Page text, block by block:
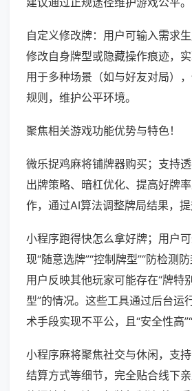
自定义修改牌：用户可输入需求生
修改自身牌型或隐藏操作痕迹，
用于多种场景（如与好友对局）
规则，维护公平环境。
聚焦相关游戏功能优势与特色！
微乐捉鸡麻将铺牌器购买；支持
出牌策略、暗杠优化、提高好牌
作，通过AI算法调整牌局结果，提
小程序跑得快怎么拿好牌；用户
现“随意选牌”“控制牌型”“防检测
用户反映其他玩家可能存在“牌特
型”的情况。这些工具通过后台运
术手段实现不平公，且“安全性高”“
小程序麻将聚焦社交与休闲，支持
结算方式等细节，完全贴合线下